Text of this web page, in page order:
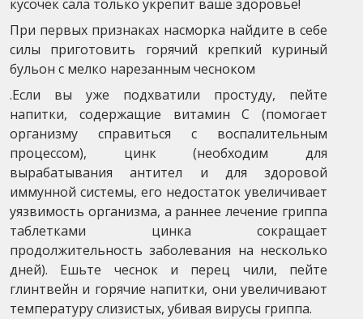
кусочек сала только укрепит ваше здоровье!
При первых признаках насморка найдите в себе
силы приготовить горячий крепкий куриный
бульон с мелко нарезанным чесноком
.Если вы уже подхватили простуду, пейте
напитки, содержащие витамин С (помогает
организму справиться с воспалительным
процессом), цинк (необходим для
вырабатывания антител и для здоровой
иммунной системы, его недостаток увеличивает
уязвимость организма, а раннее лечение гриппа
таблетками цинка сокращает
продолжительность заболевания на несколько
дней). Ешьте чеснок и перец чили, пейте
глинтвейн и горячие напитки, они увеличивают
температуру слизистых, убивая вирусы гриппа.